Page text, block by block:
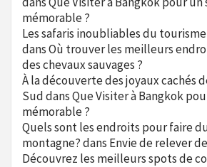
mémorable ?
Les safaris inoubliables du
dansOù trouver les meilleurs
des chevaux sauvages ?
À la découverte des joyaux cachés
SuddansQue Visiter à Bangkok
mémorable ?
Quels sont les endroits pour faire
montagne?dans Envie de relever
Découvrez les meilleurs spots de